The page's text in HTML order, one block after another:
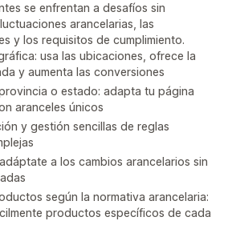
se enfrentan a desafíos sin
arancelarias, las
y los requisitos de cumplimiento.
usa las ubicaciones, ofrece la
y aumenta las conversiones
o estado: adapta tu página
aranceles únicos
y gestión sencillas de reglas
a los cambios arancelarios sin
según la normativa arancelaria:
productos específicos de cada